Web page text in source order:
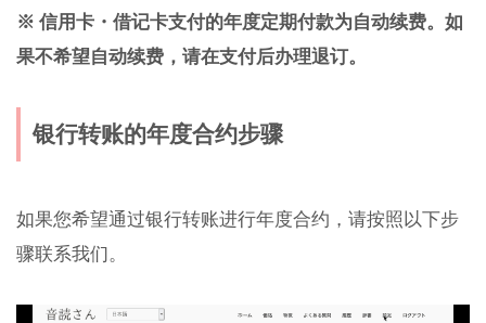
※ 信用卡・借记卡支付的年度定期付款为自动续费。如
果不希望自动续费，请在支付后办理退订。
银行转账的年度合约步骤
如果您希望通过银行转账进行年度合约，请按照以下步
骤联系我们。